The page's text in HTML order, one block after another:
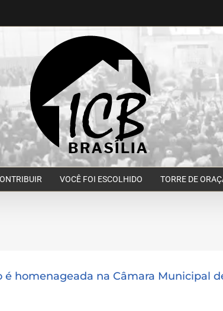
VOCÊ FOI ESCOLHIDO TORRE DE
é homenageada na Câmara Municipal